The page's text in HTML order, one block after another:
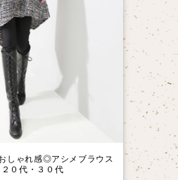
しゃれ感◎アシメブラウス
０代・３０代